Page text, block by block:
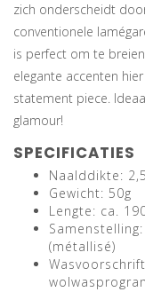
zich onderscheidt
conventionele
is perfect om te
elegante accenten
statement piece.
glamour!
SPECIFICATIES
Naalddikte:
Gewicht: 50g
Lengte: ca.
(métallisé)